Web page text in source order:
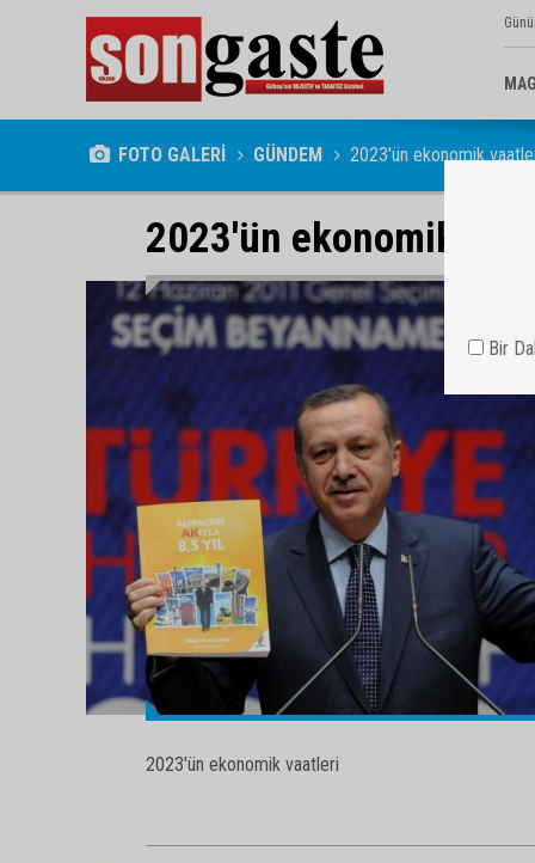
FOTO GALERİ GÜNDEM 2023'ün ekonomik
2023'ün ekonomik
2023'ün ekonomik vaatleri
Bir